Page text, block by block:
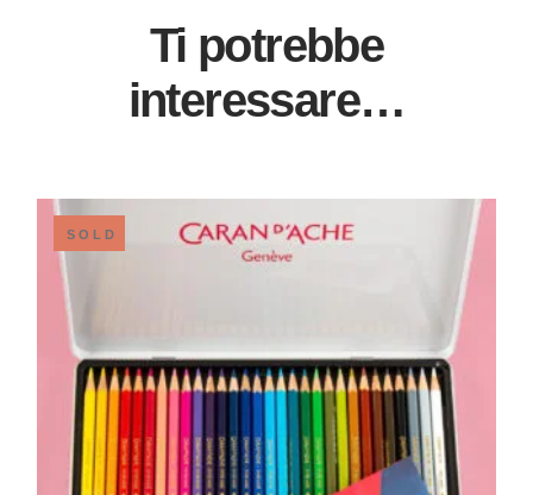
Ti potrebbe
interessare…
SOLD